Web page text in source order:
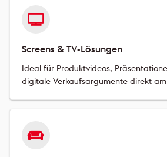
Screens & TV-Lösungen
Ideal für Produktvideos,
digitale Verkaufsargumente direkt